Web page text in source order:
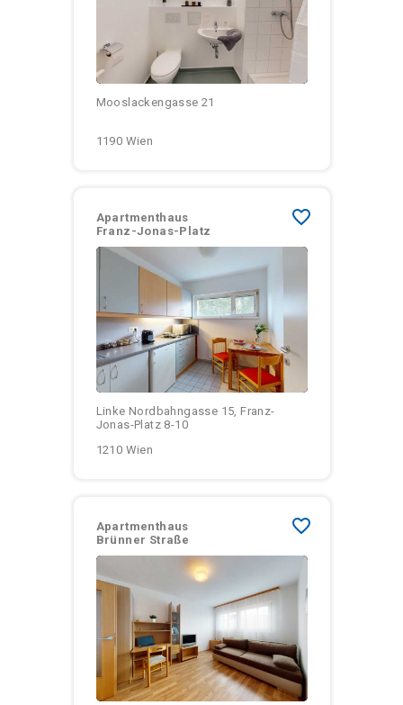
Monatliche Kosten:
Mooslackengasse 21
1190 Wien
Apartmenthaus
Franz-Jonas-Platz
favorite_border
Größen:
Monatliche Kosten:
Linke Nordbahngasse 15, Franz-
Jonas-Platz 8-10
1210 Wien
Apartmenthaus
Brünner Straße
favorite_border
Größen:
Monatliche Kosten: